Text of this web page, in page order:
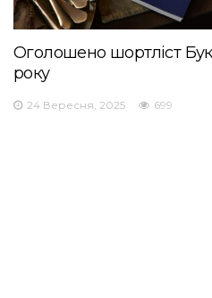
Оголошено шортліст
року
24 Вересня, 2025 699